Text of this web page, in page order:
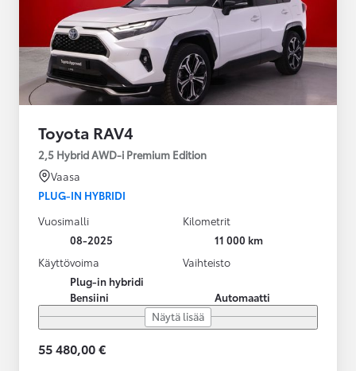
Toyota RAV4
2,5 Hybrid AWD-i Premium Edition
Vaasa
PLUG-IN HYBRIDI
Vuosimalli
08-2025
Kilometrit
11 000 km
Käyttövoima
Plug-in hybridi
Bensiini
Vaihteisto
Automaatti
Näytä lisää
55 480,00 €